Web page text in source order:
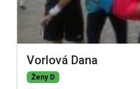
Vorlová Dana
Ženy D